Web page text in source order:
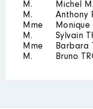
Employeur
08/2020 à
M.
Michel
M.
Anthony
Mme
Monique
M.
Sylvain
Mme
Barbara
M.
Bruno